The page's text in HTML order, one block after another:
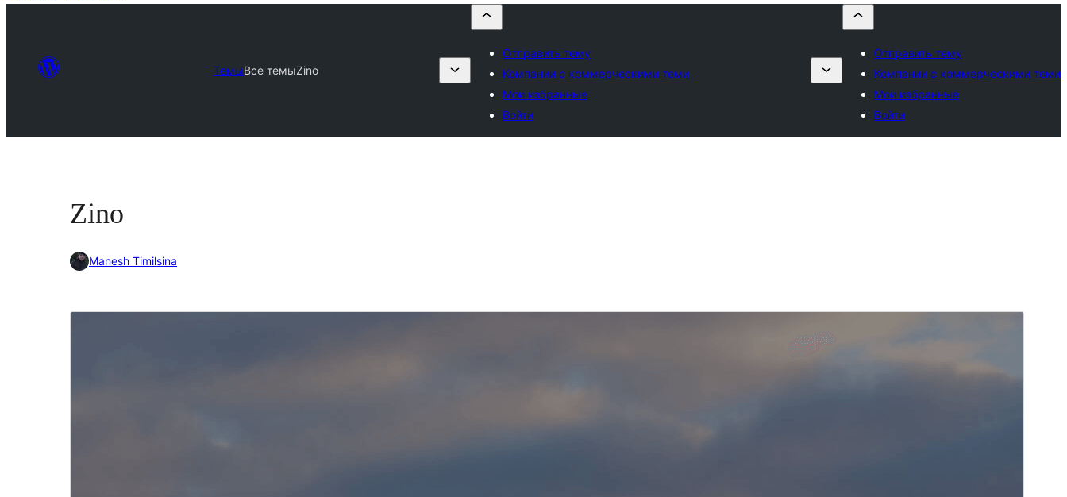
ТемыВсе темыZino
Отправить тему
Компании с коммерческими теми
Мои избранные
Войти
Отправить тему
Компании с коммерческими теми
Мои избранные
Войти
Zino
Manesh Timilsina
16 июля, 2026